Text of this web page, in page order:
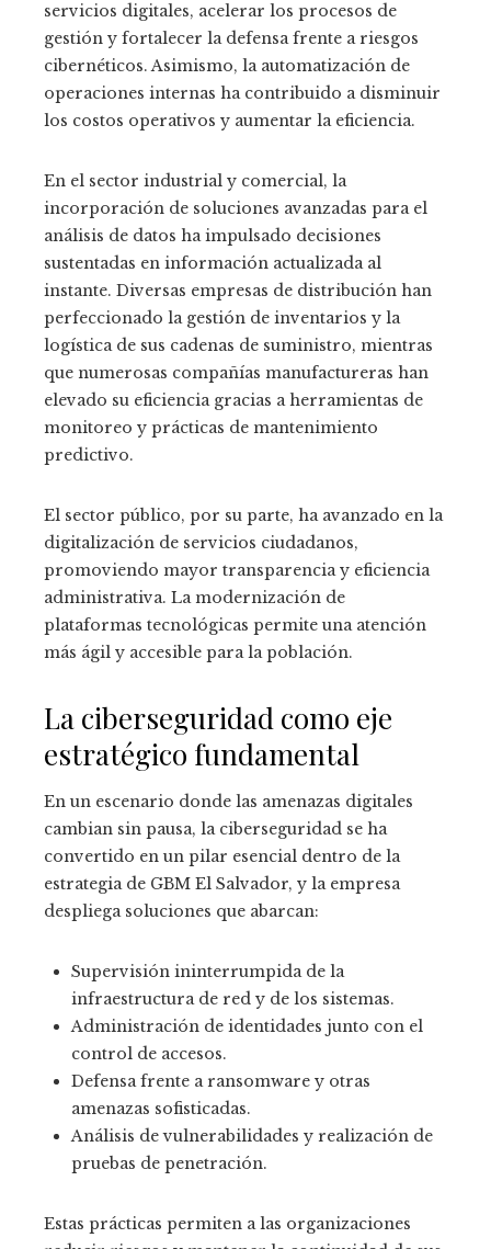
servicios digitales, acelerar los procesos de
gestión y fortalecer la defensa frente a riesgos
cibernéticos. Asimismo, la automatización de
operaciones internas ha contribuido a disminuir
los costos operativos y aumentar la eficiencia.
En el sector industrial y comercial, la
incorporación de soluciones avanzadas para el
análisis de datos ha impulsado decisiones
sustentadas en información actualizada al
instante. Diversas empresas de distribución han
perfeccionado la gestión de inventarios y la
logística de sus cadenas de suministro, mientras
que numerosas compañías manufactureras han
elevado su eficiencia gracias a herramientas de
monitoreo y prácticas de mantenimiento
predictivo.
El sector público, por su parte, ha avanzado en la
digitalización de servicios ciudadanos,
promoviendo mayor transparencia y eficiencia
administrativa. La modernización de
plataformas tecnológicas permite una atención
más ágil y accesible para la población.
La ciberseguridad como eje
estratégico fundamental
En un escenario donde las amenazas digitales
cambian sin pausa, la ciberseguridad se ha
convertido en un pilar esencial dentro de la
estrategia de GBM El Salvador, y la empresa
despliega soluciones que abarcan:
Supervisión ininterrumpida de la
infraestructura de red y de los sistemas.
Administración de identidades junto con el
control de accesos.
Defensa frente a ransomware y otras
amenazas sofisticadas.
Análisis de vulnerabilidades y realización de
pruebas de penetración.
Estas prácticas permiten a las organizaciones